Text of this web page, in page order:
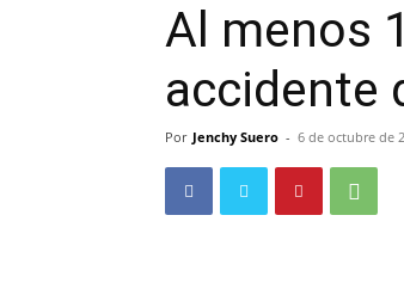
Al menos
accidente
Por Jenchy Suero - 6 de octubre de